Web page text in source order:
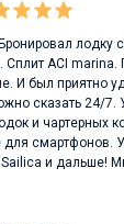
лодку
Сплит ACI marina.
И был приятно
сказать 24/7.
и чартерных
смартфонов.
Sailica и дальше!